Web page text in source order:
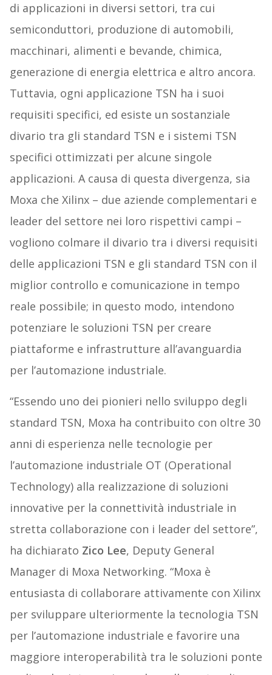
di applicazioni in diversi settori, tra cui
semiconduttori, produzione di automobili,
macchinari, alimenti e bevande, chimica,
generazione di energia elettrica e altro ancora.
Tuttavia, ogni applicazione TSN ha i suoi
requisiti specifici, ed esiste un sostanziale
divario tra gli standard TSN e i sistemi TSN
specifici ottimizzati per alcune singole
applicazioni. A causa di questa divergenza, sia
Moxa che Xilinx – due aziende complementari e
leader del settore nei loro rispettivi campi –
vogliono colmare il divario tra i diversi requisiti
delle applicazioni TSN e gli standard TSN con il
miglior controllo e comunicazione in tempo
reale possibile; in questo modo, intendono
potenziare le soluzioni TSN per creare
piattaforme e infrastrutture all’avanguardia
per l’automazione industriale.
“Essendo uno dei pionieri nello sviluppo degli
standard TSN, Moxa ha contribuito con oltre 30
anni di esperienza nelle tecnologie per
l’automazione industriale OT (Operational
Technology) alla realizzazione di soluzioni
innovative per la connettività industriale in
stretta collaborazione con i leader del settore”,
ha dichiarato Zico Lee, Deputy General
Manager di Moxa Networking. “Moxa è
entusiasta di collaborare attivamente con Xilinx
per sviluppare ulteriormente la tecnologia TSN
per l’automazione industriale e favorire una
maggiore interoperabilità tra le soluzioni ponte